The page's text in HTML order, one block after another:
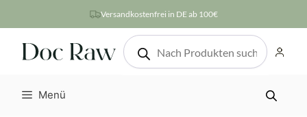
Inhalt
springen
Versandkostenfrei in DE ab 100€
Products
search
Menü